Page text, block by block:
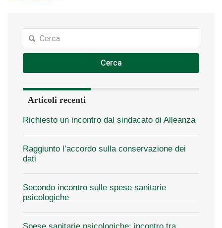
Cerca
Articoli recenti
Richiesto un incontro dal sindacato di Alleanza
Raggiunto l’accordo sulla conservazione dei
dati
Secondo incontro sulle spese sanitarie
psicologiche